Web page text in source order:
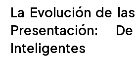
La Evolución de
Presentación:
Inteligentes